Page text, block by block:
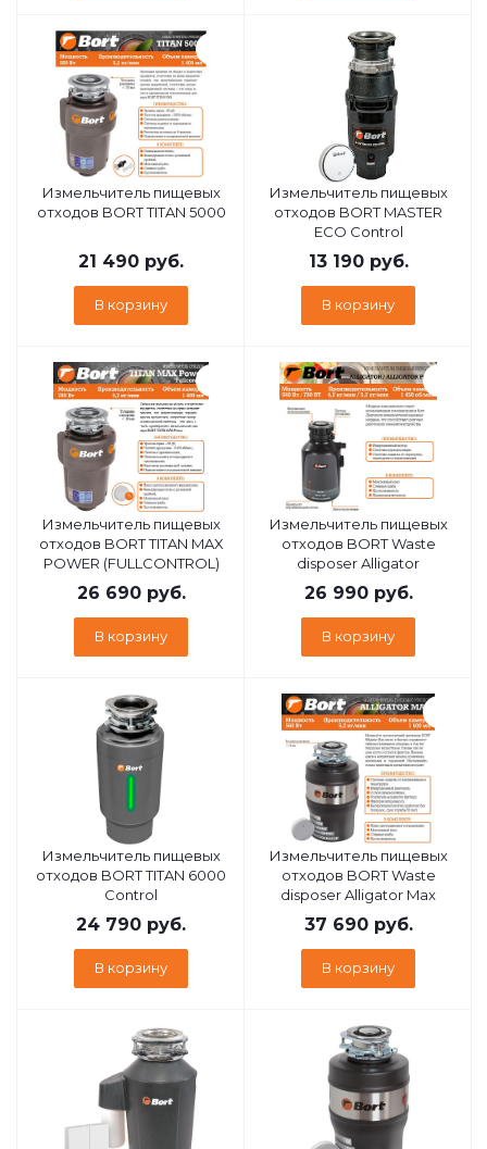
Измельчитель пищевых
отходов BORT TITAN 5000
21 490 руб.
В корзину
Измельчитель пищевых
отходов BORT MASTER
ECO Control
13 190руб.
В корзину
Измельчитель пищевых
отходов BORT TITAN MAX
POWER (FULLCONTROL)
26 690руб.
В корзину
Измельчитель пищевых
отходов BORT Waste
disposer Alligator
26 990руб.
В корзину
Измельчитель пищевых
отходов BORT TITAN 6000
Control
24 790 руб.
В корзину
Измельчитель пищевых
отходов BORT Waste
disposer Alligator Max
37 690руб.
В корзину